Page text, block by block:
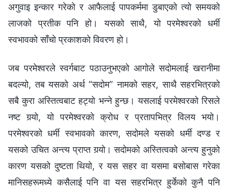
अगुवाइ इन्कार गरेको र आफैलाई पापकर्ममा डुबाएको त्यो समयको
लाजको प्रतीक पनि हो। यसको साथै, यो परमेश्‍वरको धर्मी
स्वभावको साँचो प्रकाशको विवरण हो।
जब परमेश्‍वरले स्वर्गबाट पठाउनुभएको आगोले सदोमलाई खरानीमा
बदल्यो, तब यसको अर्थ “सदोम” नामको सहर, साथै सहरभित्रको
सबै कुरा अस्तित्वबाट हट्यो भन्‍ने हुन्छ। यसलाई परमेश्‍वरको रिसले
नष्ट गर्‍यो, यो परमेश्‍वरको क्रोध र प्रतापभित्र विलय भयो।
परमेश्‍वरको धर्मी स्वभावको कारण, सदोमले यसको धर्मी दण्ड र
यसको उचित अन्त्य प्राप्त गर्‍यो। सदोमको अस्तित्वको अन्त्य हुनुको
कारण यसको दुष्टता थियो, र यस सहर वा यसमा बसोबास गरेका
मानिसहरूमध्ये कसैलाई पनि वा यस सहरभित्र हुर्केको कुनै पनि